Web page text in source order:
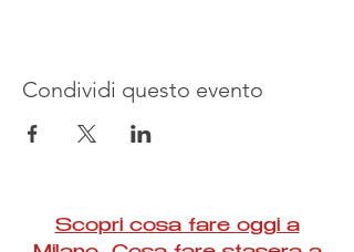
Condividi questo evento
Scopri cosa fare oggi a